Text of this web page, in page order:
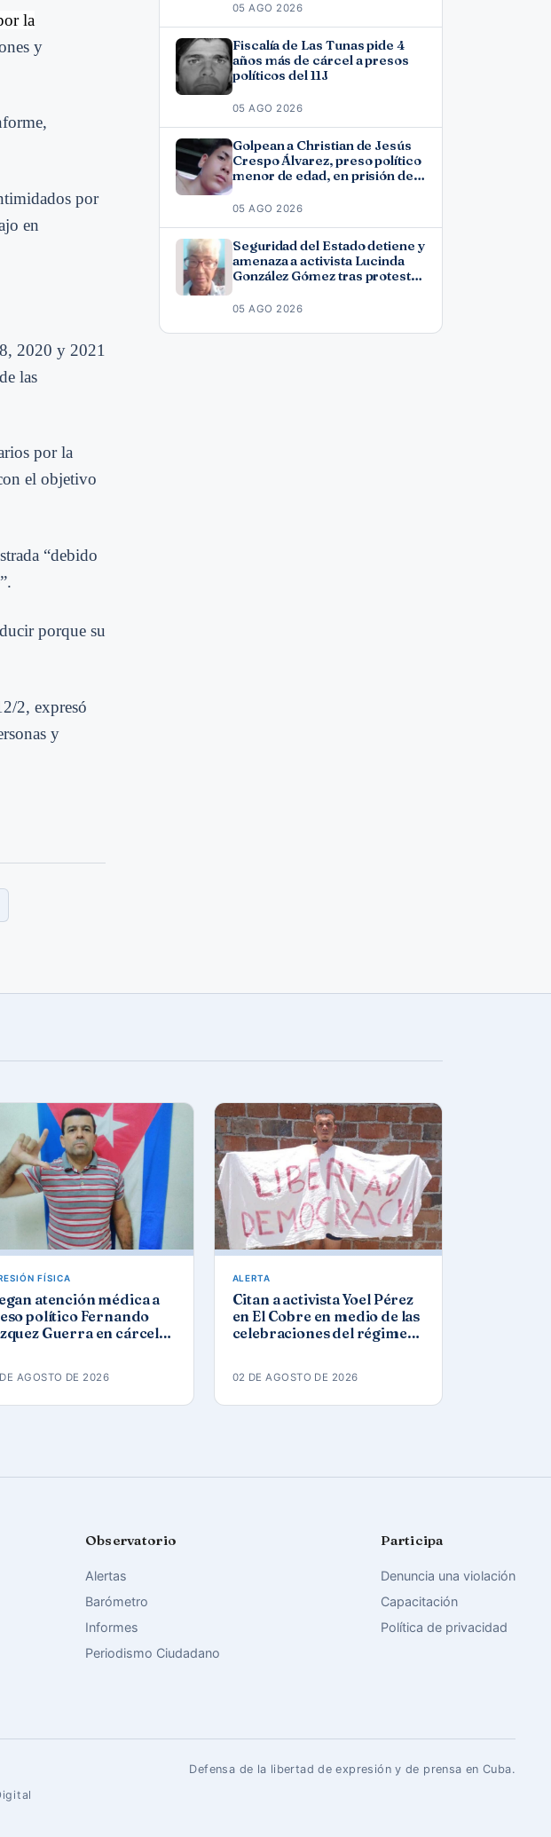
la
y
por
en
2020 y 2021
las
por la
el objetivo
“debido
porque su
2, expresó
y
05 AGO 2026
Fiscalía de Las Tunas pide 4
años más de cárcel a presos
políticos del 11J
05 AGO 2026
Golpean a Christian de Jesús
Crespo Álvarez, preso político
menor de edad, en prisión de
05 AGO 2026
Seguridad del Estado detiene y
amenaza a activista Lucinda
González Gómez tras protesta
05 AGO 2026
FÍSICA
atención médica a
político Fernando
Guerra en cárcel
AGOSTO DE 2026
ALERTA
Citan a activista Yoel Pérez
en El Cobre en medio de las
celebraciones del régimen
02 DE AGOSTO DE 2026
Observatorio
Alertas
Barómetro
Informes
Periodismo Ciudadano
Participa
Denuncia una violación
Capacitación
Política de privacidad
Defensa de la libertad de expresión y de prensa en Cuba.